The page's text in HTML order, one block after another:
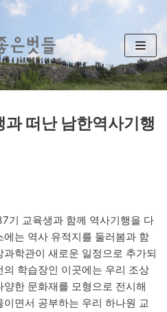
떠난 남한역사기행
기 교육생과 함께 역사기행을 다
는 역사 유적지를 둘러봄과 함
학관이 새로운 일정으로 추가되
학습장인 이곳에는 우리 조상
한 문화재를 모형으로 전시해
면서 공부하는 우리 하나원 교